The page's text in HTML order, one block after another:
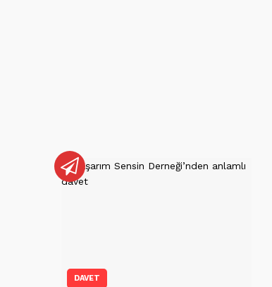
DAVET